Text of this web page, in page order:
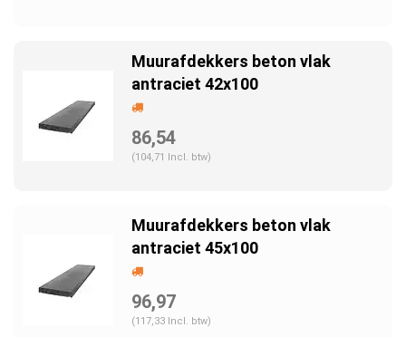
Muurafdekkers beton vlak
antraciet 42x100
86,54
(104,71 Incl. btw)
Muurafdekkers beton vlak
antraciet 45x100
96,97
(117,33 Incl. btw)